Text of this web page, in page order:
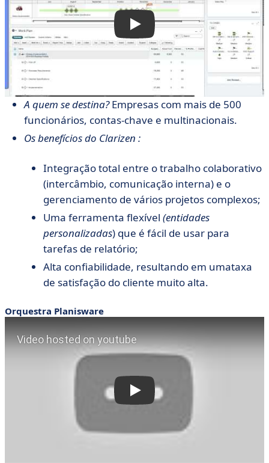
A quem se destina?Empresas com mais de 500
funcionários, contas-chave e multinacionais.
Os benefícios do Clarizen :
Integração total entre o trabalho colaborativo
(intercâmbio, comunicação interna) e o
gerenciamento de vários projetos complexos;
Uma ferramenta flexível (entidades
personalizadas) que é fácil de usar para
tarefas de relatório;
Alta confiabilidade, resultando em umataxa
de satisfação do cliente muito alta.
Orquestra Planisware